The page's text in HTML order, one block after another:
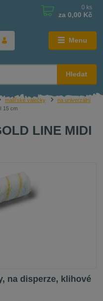
Menu
Hledat
0 ks
za 0,00 Kč
malířské válečky
na univerzální
15 cm
LINE MIDI
na disperze, klihové